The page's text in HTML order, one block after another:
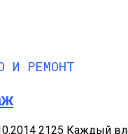
И РЕМОНТ
2125 Каждый